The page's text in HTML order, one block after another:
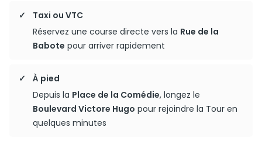
Taxi ou VTC
Réservez une course directe vers la Rue de la
Babote pour arriver rapidement
À pied
Depuis la Place de la Comédie, longez le
Boulevard Victore Hugo pour rejoindre la Tour en
quelques minutes